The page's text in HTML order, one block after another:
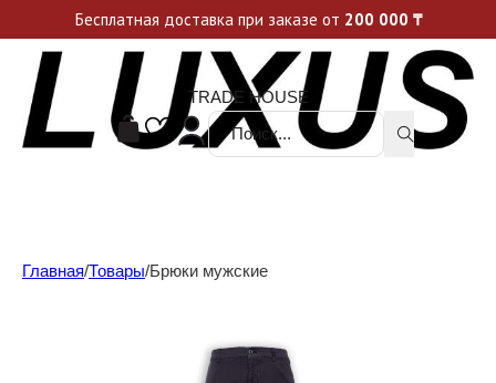
Уникальные акции и спецпредложения каждую неделю, не пропусти свой шанс
TRADE HOUSE
Поиск ...
Главная/Товары/Брюки мужские
Бесплатная доставка при заказе от 200 000 ₸